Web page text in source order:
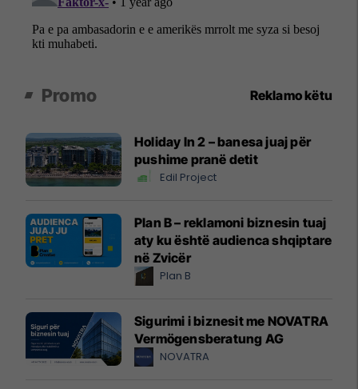
Promo Reklamo këtu
Holiday In 2 – banesa juaj për
pushime pranë detit
Edil Project
Plan B – reklamoni biznesin tuaj
aty ku është audienca shqiptare
në Zvicër
Plan B
Sigurimi i biznesit me NOVATRA
Vermögensberatung AG
NOVATRA